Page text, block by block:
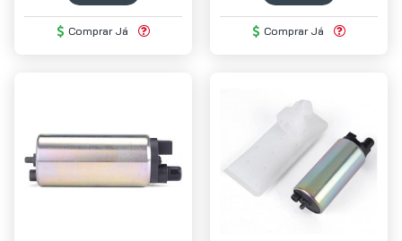
Comprar Já Comprar Já